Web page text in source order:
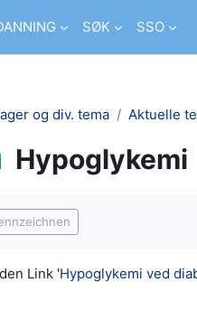
SØK SSO
og div. tema Aktuelle
Hypoglykemi
Link 'Hypoglykemi ved